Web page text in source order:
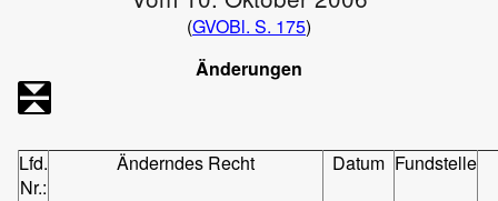
(GVOBl. S. 175)
Änderungen
Lfd.
Nr.:
Änderndes Recht Datum Fundstelle